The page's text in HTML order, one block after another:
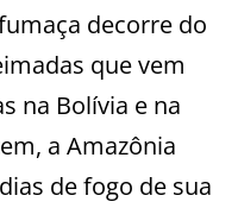
decorre do
que vem
na Bolívia e na
a Amazônia
de fogo de sua